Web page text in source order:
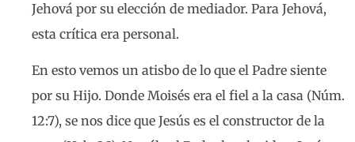
Jehová por su elección de mediador. Para Jehová,
esta crítica era personal.
En esto vemos un atisbo de lo que el Padre siente
por su Hijo. Donde Moisés era el fiel a la casa (Núm.
12:7), se nos dice que Jesús es el constructor de la